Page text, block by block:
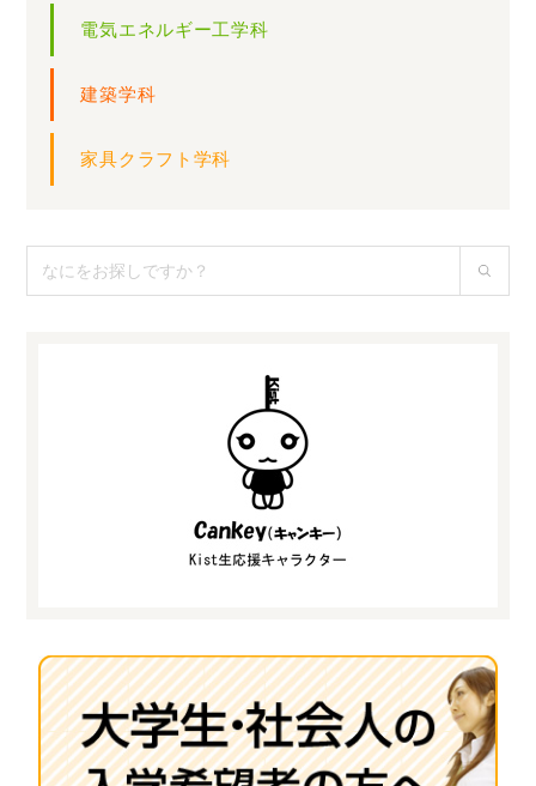
電気エネルギー工学科
建築学科
家具クラフト学科